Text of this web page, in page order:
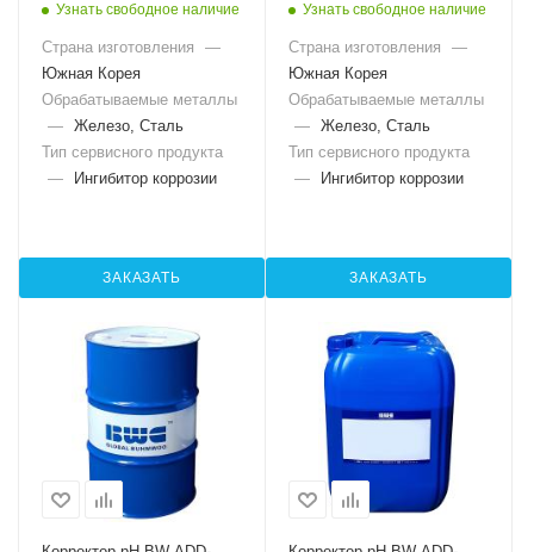
Узнать свободное наличие
Страна изготовления
—
Южная Корея
Обрабатываемые металлы
— Железо, Сталь
Тип сервисного продукта
—
Ингибитор коррозии
ЗАКАЗАТЬ
Узнать свободное наличие
Страна изготовления
—
Южная Корея
Обрабатываемые металлы
— Железо, Сталь
Тип сервисного продукта
—
Ингибитор коррозии
ЗАКАЗАТЬ